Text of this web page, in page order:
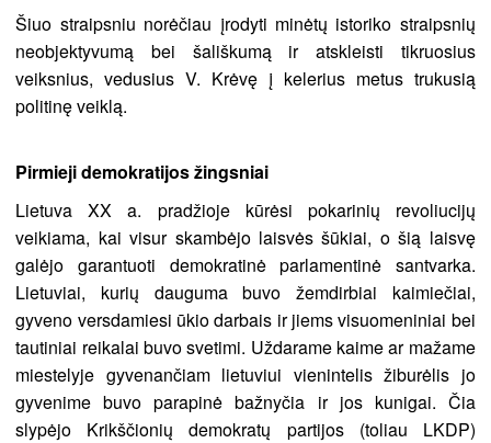
Šiuo straipsniu norėčiau įrodyti minėtų istoriko straipsnių
neobjektyvumą bei šališkumą ir atskleisti tikruosius
veiksnius, vedusius V. Krėvę į kelerius metus trukusią
politinę veiklą.
Pirmieji demokratijos žingsniai
Lietuva XX a. pradžioje kūrėsi pokarinių revoliucijų
veikiama, kai visur skambėjo laisvės šūkiai, o šią laisvę
galėjo garantuoti demokratinė parlamentinė santvarka.
Lietuviai, kurių dauguma buvo žemdirbiai kaimiečiai,
gyveno versdamiesi ūkio darbais ir jiems visuomeniniai bei
tautiniai reikalai buvo svetimi. Uždarame kaime ar mažame
miestelyje gyvenančiam lietuviui vienintelis žiburėlis jo
gyvenime buvo parapinė bažnyčia ir jos kunigai. Čia
slypėjo Krikščionių demokratų partijos (toliau LKDP)